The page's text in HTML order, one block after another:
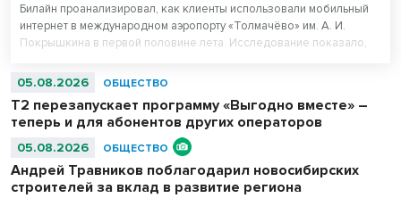
Билайн проанализировал, как клиенты использовали мобильный
интернет в международном аэропорту «Толмачёво» им. А. И.
Покрышкина в первой половине лета. Исследование показало,
сервисов у пассажиров 16–44 лет. При этом миллениалы (29–44
аэропорту.
05.08.2026 ОБЩЕСТВО
Т2 перезапускает программу «Выгодно вместе» –
теперь и для абонентов других операторов
05.08.2026 ОБЩЕСТВО
Андрей Травников поблагодарил новосибирских
строителей за вклад в развитие региона